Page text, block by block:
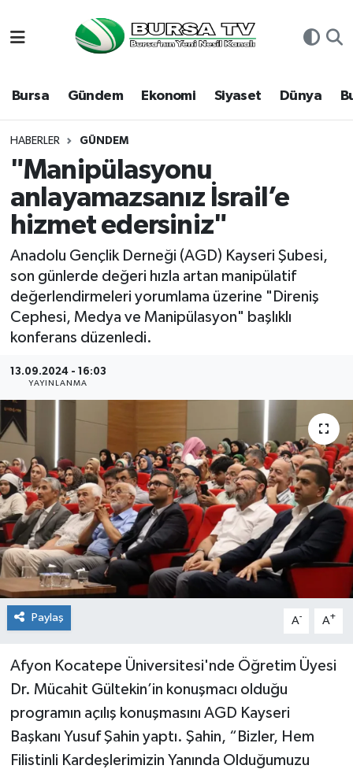
Bursa Gündem Ekonomi Siyaset Dünya
HABERLER GÜNDEM
"Manipülasyonu
anlayamazsanız İsrail’e
hizmet edersiniz"
Anadolu Gençlik Derneği (AGD) Kayseri Şubesi,
son günlerde değeri hızla artan manipülatif
değerlendirmeleri yorumlama üzerine "Direniş
Cephesi, Medya ve Manipülasyon" başlıklı
konferans düzenledi.
13.09.2024 - 16:03
YAYINLANMA
Paylaş A- A+
Afyon Kocatepe Üniversitesi'nde Öğretim Üyesi
Dr. Mücahit Gültekin’in konuşmacı olduğu
programın açılış konuşmasını AGD Kayseri
Başkanı Yusuf Şahin yaptı. Şahin, “Bizler, Hem
Filistinli Kardeşlerimizin Yanında Olduğumuzu
Bursa
Dünya
Eğitim
Ekonomi
Genel
Gündem
Magazin
Sağlık
Siyaset
Spor
Teknoloji
Türkiye
Hava Durumu
Namaz Vakitleri
Trafik Durumu
Süper Lig Puan Durumu ve Fikstür
Tüm Manşetler
Son Dakika Haberleri
Haber Arşivi